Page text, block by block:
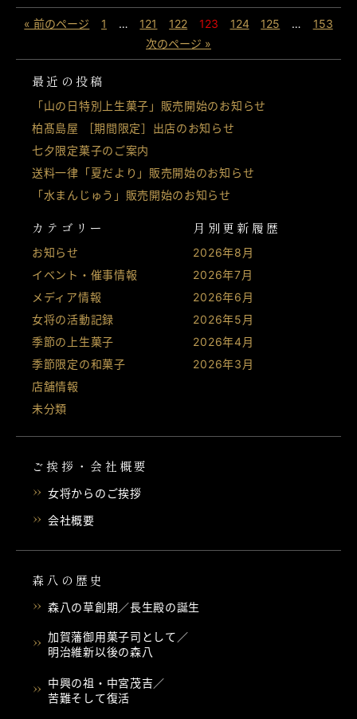
最近の投稿
「山の日特別上生菓子」販売開始のお知らせ
柏髙島屋 ［期間限定］出店のお知らせ
七夕限定菓子のご案内
送料一律「夏だより」販売開始のお知らせ
「水まんじゅう」販売開始のお知らせ
カテゴリー
お知らせ
イベント・催事情報
メディア情報
女将の活動記録
季節の上生菓子
季節限定の和菓子
店舗情報
未分類
月別更新履歴
2026年8月
2026年7月
2026年6月
2026年5月
2026年4月
2026年3月
ご挨拶・会社概要
女将からのご挨拶
会社概要
森八の歴史
森八の草創期／長生殿の誕生
加賀藩御用菓子司として／
明治維新以後の森八
中興の祖・中宮茂吉／
苦難そして復活
« 前のページ 1 … 121 122 123 124 125 …
153
次のページ »